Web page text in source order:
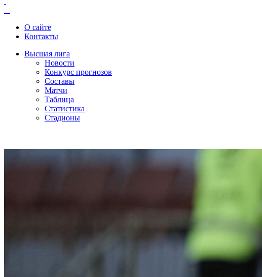
О сайте
Контакты
Высшая лига
Новости
Конкурс прогнозов
Составы
Матчи
Таблица
Статистика
Стадионы